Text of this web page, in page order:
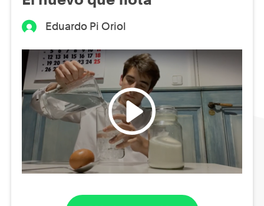
Eduardo Pi Oriol